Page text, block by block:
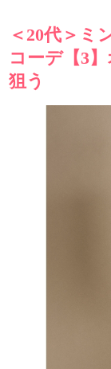
＜20代＞ミ
コーデ【3
狙う